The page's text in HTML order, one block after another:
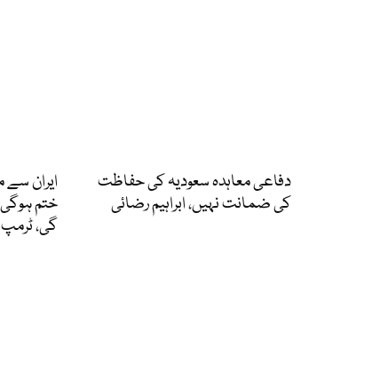
ایران
ختم ہوگی
گی، ٹرمپ
دفاعی معاہدہ سعودیہ کی حفاظت
کی ضمانت نہیں، ابراہیم رضائی